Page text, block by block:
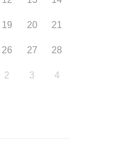
19 20 21
26 27 28
2 3 4